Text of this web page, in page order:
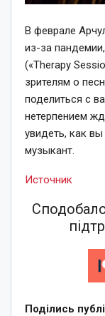
В феврале
из-за
(«Therapy
зрителям о
поделиться с
нетерпением
увидеть, как
музыкант.
Источник
Поділись